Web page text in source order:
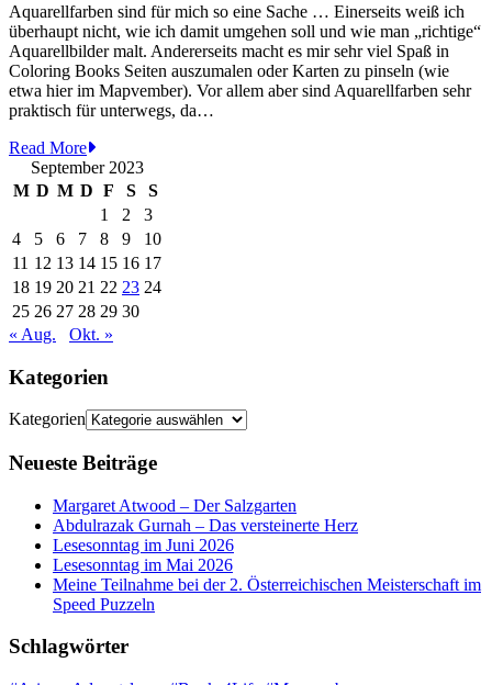
Aquarellfarben sind für mich so eine Sache … Einerseits weiß ich
überhaupt nicht, wie ich damit umgehen soll und wie man „richtige“
Aquarellbilder malt. Andererseits macht es mir sehr viel Spaß in
Coloring Books Seiten auszumalen oder Karten zu pinseln (wie
etwa hier im Mapvember). Vor allem aber sind Aquarellfarben sehr
praktisch für unterwegs, da…
Read More
September 2023
M D M D F S
S
1
2
3
4
5 6 7 8 9
10
11 12 13 14 15 16 17
18 19 20 21 22 23 24
25 26 27 28 29 30
« Aug.
Okt. »
Kategorien
Kategorien
Neueste Beiträge
Margaret Atwood – Der Salzgarten
Abdulrazak Gurnah – Das versteinerte Herz
Lesesonntag im Juni 2026
Lesesonntag im Mai 2026
Meine Teilnahme bei der 2. Österreichischen Meisterschaft im
Speed Puzzeln
Schlagwörter